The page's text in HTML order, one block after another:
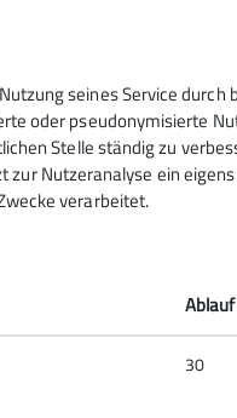
Sektion
Schulstraße
90537 Feucht
Kontakt
seines Service durch
oder pseudonymisierte
Stelle ständig zu
zur Nutzeranalyse ein
verarbeitet.
Ablauf
30